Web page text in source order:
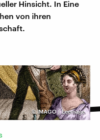
Hinsicht. In Eine
von ihren
©IMAGO / Leemage